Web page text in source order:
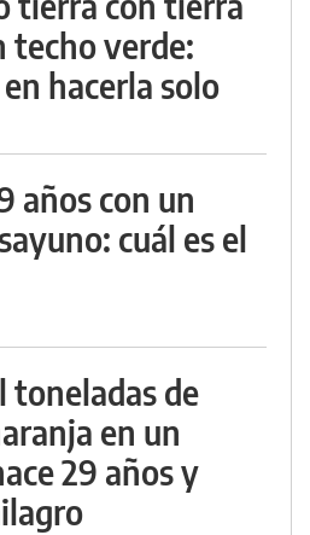
techo verde:
hacerla solo
años con un
cuál es el
toneladas de
en un
29 años y